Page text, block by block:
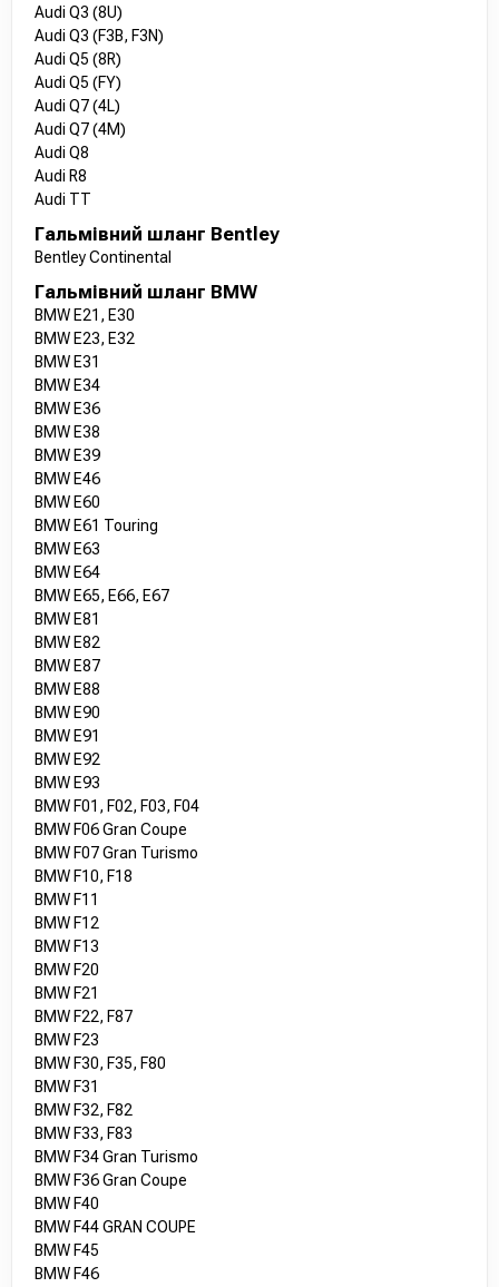
Audi Q3 (8U)
Audi Q3 (F3B, F3N)
Audi Q5 (8R)
Audi Q5 (FY)
Audi Q7 (4L)
Audi Q7 (4M)
Audi Q8
Audi R8
Audi TT
Гальмівний шланг Bentley
Bentley Continental
Гальмівний шланг BMW
BMW E21, E30
BMW E23, E32
BMW E31
BMW E34
BMW E36
BMW E38
BMW E39
BMW E46
BMW E60
BMW E61 Touring
BMW E63
BMW E64
BMW E65, E66, E67
BMW E81
BMW E82
BMW E87
BMW E88
BMW E90
BMW E91
BMW E92
BMW E93
BMW F01, F02, F03, F04
BMW F06 Gran Coupe
BMW F07 Gran Turismo
BMW F10, F18
BMW F11
BMW F12
BMW F13
BMW F20
BMW F21
BMW F22, F87
BMW F23
BMW F30, F35, F80
BMW F31
BMW F32, F82
BMW F33, F83
BMW F34 Gran Turismo
BMW F36 Gran Coupe
BMW F40
BMW F44 GRAN COUPE
BMW F45
BMW F46